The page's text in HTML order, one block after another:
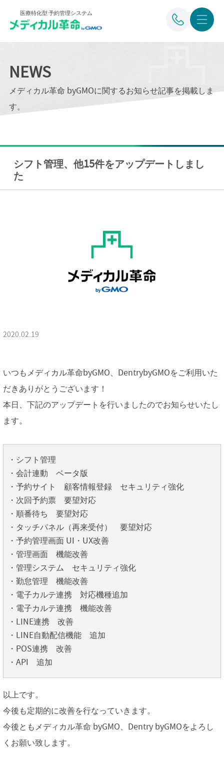
医療特化型 予約管理システム
NEWS
メディカル革命 byGMOに関するお知らせ記事を掲載しま
す。
シフト管理、他15件をアップデートしまし
た
2020.02.19
いつもメディカル革命byGMO、DentrybyGMOをご利用いた
だきありがとうございます！
本日、下記のアップデートを行いましたのでお知らせいたし
ます。
・シフト管理
・会計連動 ベータ版
・予約サイト 顧客情報登録 セキュリティ強化
・次回予約票 要望対応
・順番待ち 要望対応
・タッチパネル（再来受付） 要望対応
・予約管理画面 UI・UX改善
・管理画面 機能改善
・管理システム セキュリティ強化
・勤怠管理 機能改善
・電子カルテ連携 対応機種追加
・電子カルテ連携 機能改善
・LINE連携 改善
・LINE自動配信機能 追加
・POS連携 改善
・API 追加
以上です。
今後も定期的に改善を行なっていきます。
今後ともメディカル革命 byGMO、Dentry byGMOをよろし
くお願い致します。